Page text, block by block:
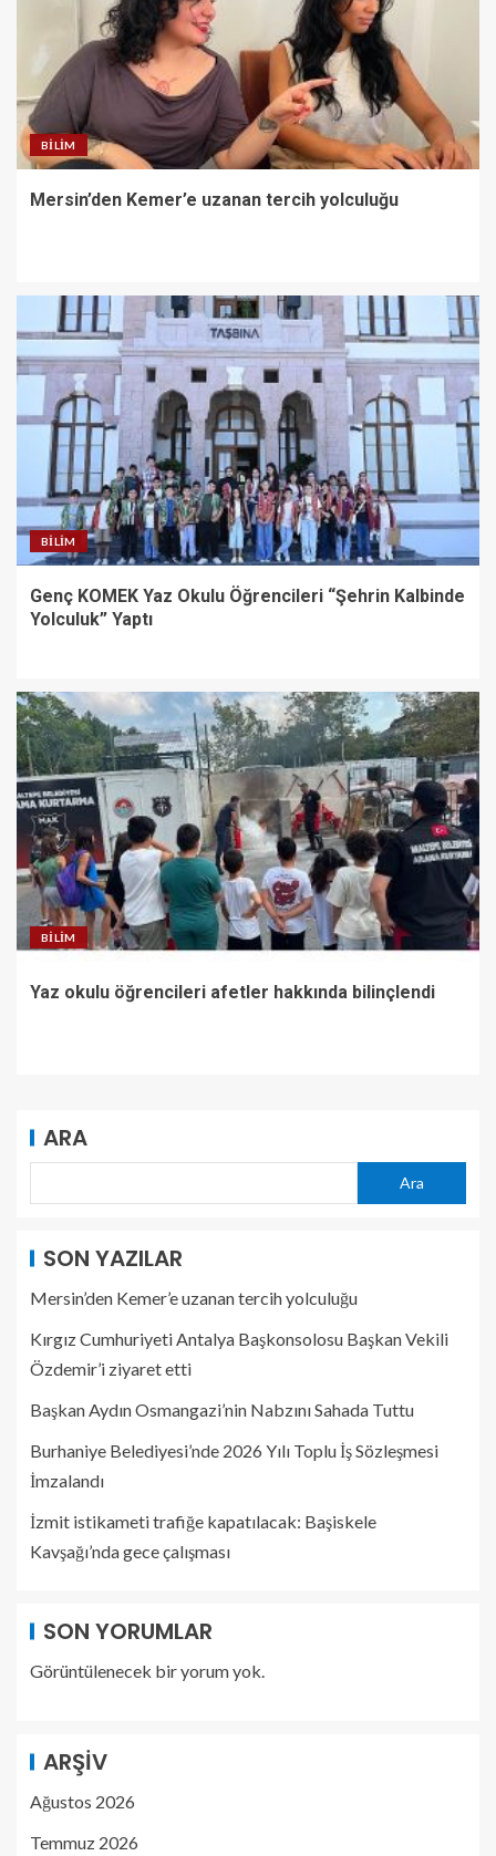
BILIM
Mersin’den Kemer’e uzanan tercih yolculuğu
BILIM
Genç KOMEK Yaz Okulu Öğrencileri “Şehrin Kalbinde
Yolculuk” Yaptı
BILIM
Yaz okulu öğrencileri afetler hakkında bilinçlendi
ARA
Ara
SON YAZILAR
Mersin’den Kemer’e uzanan tercih yolculuğu
Kırgız Cumhuriyeti Antalya Başkonsolosu Başkan Vekili
Özdemir’i ziyaret etti
Başkan Aydın Osmangazi’nin Nabzını Sahada Tuttu
Burhaniye Belediyesi’nde 2026 Yılı Toplu İş Sözleşmesi
İmzalandı
İzmit istikameti trafiğe kapatılacak: Başiskele
Kavşağı’nda gece çalışması
SON YORUMLAR
Görüntülenecek bir yorum yok.
ARŞIV
Ağustos 2026
Temmuz 2026